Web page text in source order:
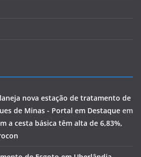
nova estação de tratamento de
de Minas - Portal em Destaque em
a cesta básica têm alta de 6,83%,